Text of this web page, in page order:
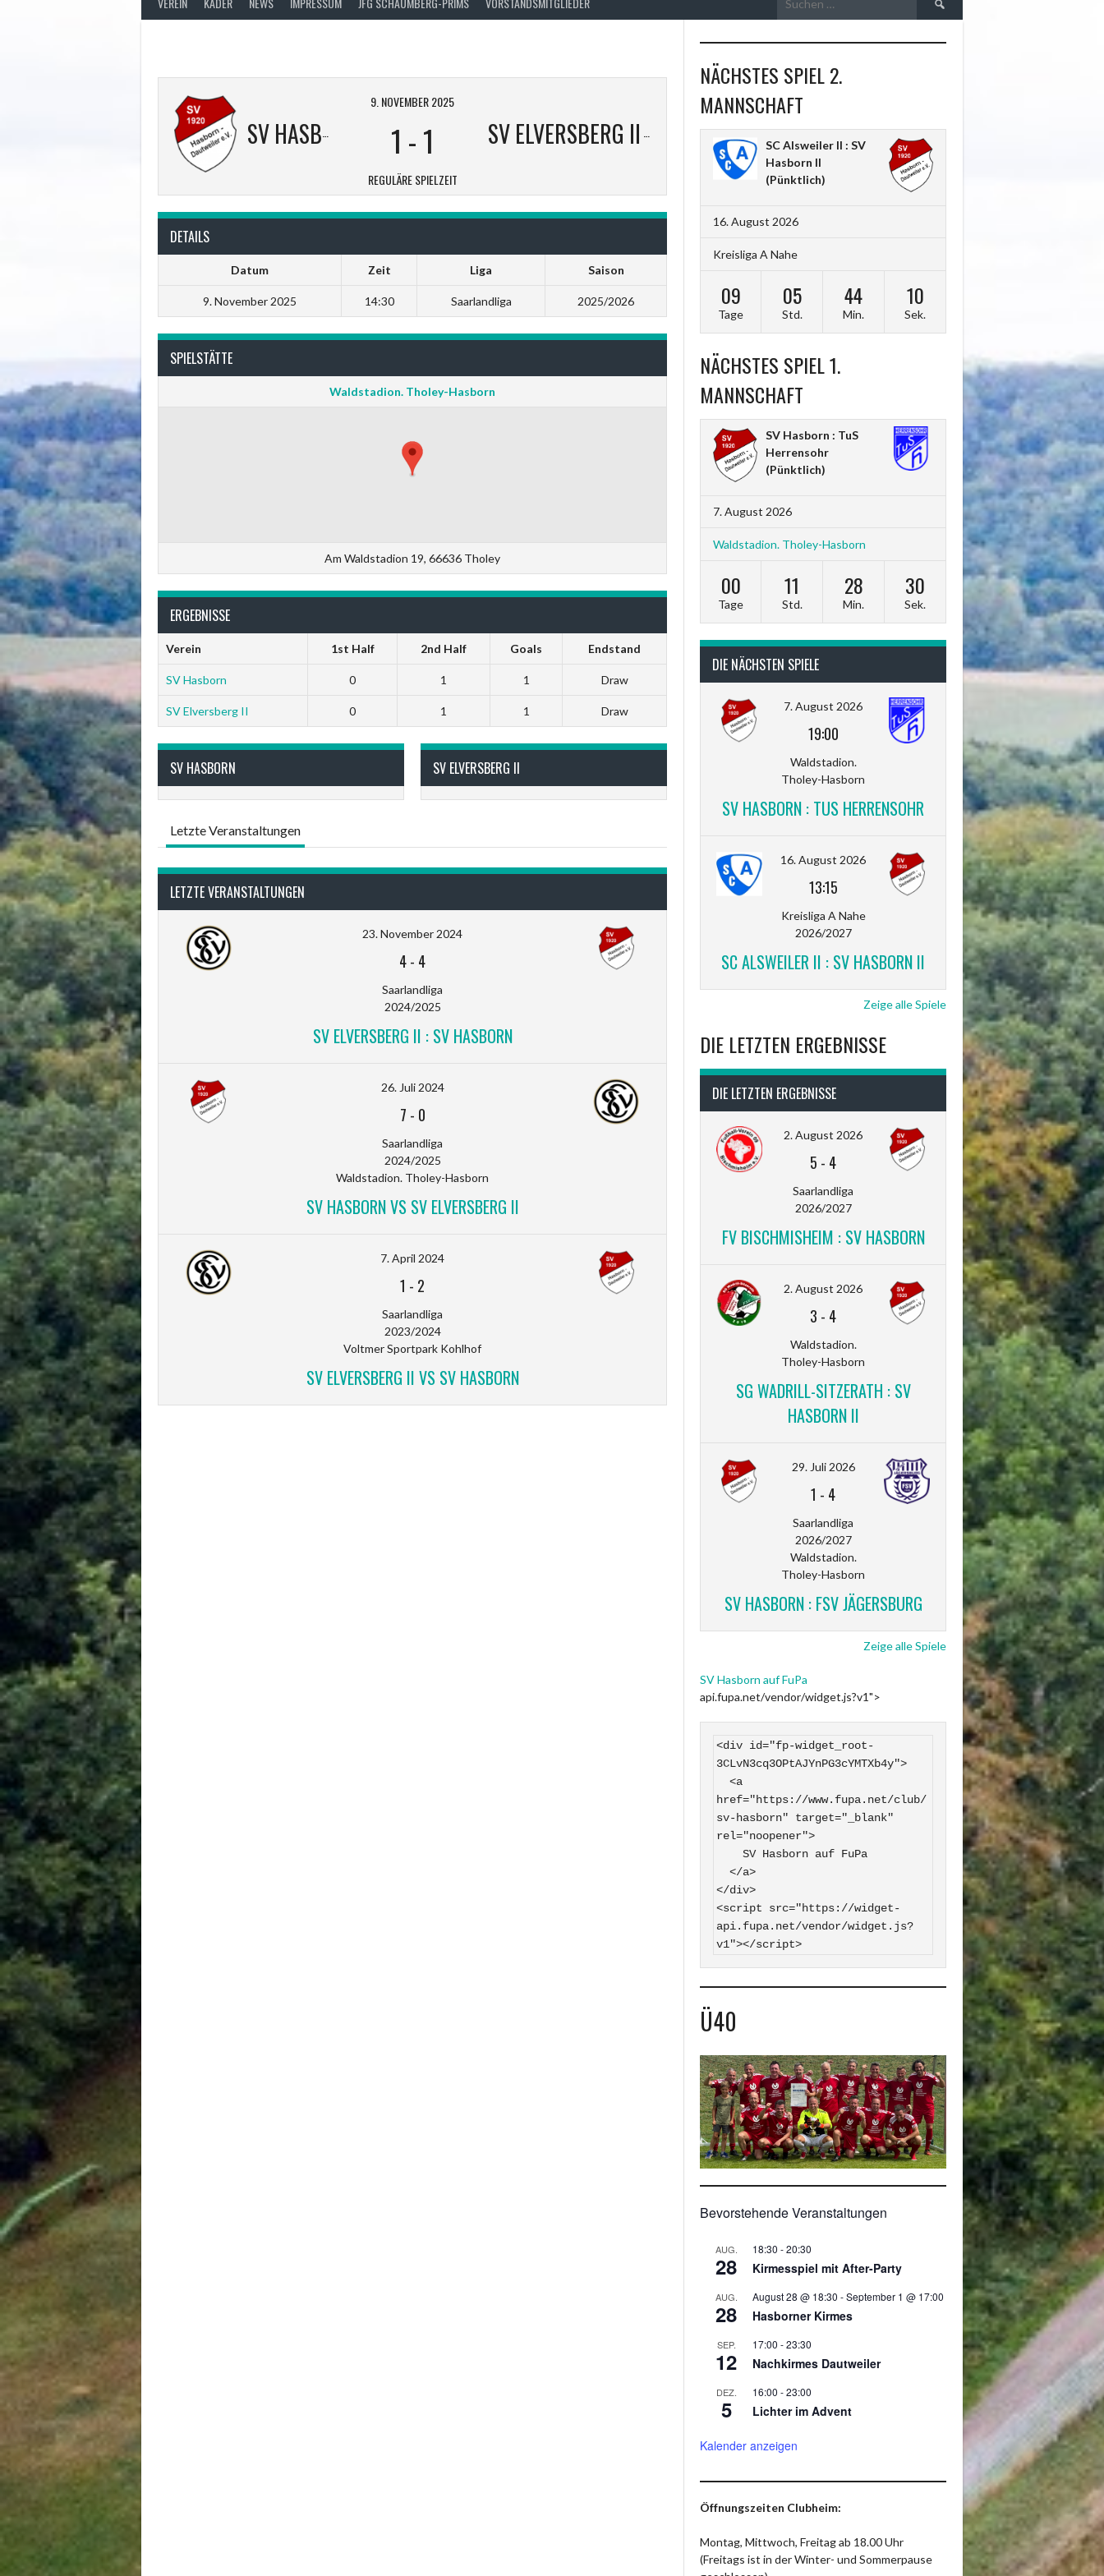
SV HASBORN SV ELVERSBERG II
9. NOVEMBER 2025
1 -1
REGULÄRE SPIELZEIT
DETAILS
Datum Zeit Liga Saison
9. November 2025 14:30 Saarlandliga 2025/2026
SPIELSTÄTTE
Waldstadion. Tholey-Hasborn
Am Waldstadion 19, 66636 Tholey
ERGEBNISSE
Verein 1st Half 2nd Half Goals Endstand
SV Hasborn 0 1 1 Draw
SV Elversberg II 0 1 1 Draw
SV HASBORN SV ELVERSBERG II
Letzte Veranstaltungen
LETZTE VERANSTALTUNGEN
23. November 2024
4- 4
Saarlandliga
2024/2025
SV ELVERSBERG II : SV HASBORN
26. Juli 2024
7 - 0
Saarlandliga
2024/2025
Waldstadion. Tholey-Hasborn
SV HASBORN VS SV ELVERSBERG II
7. April 2024
1 - 2
Saarlandliga
2023/2024
Voltmer Sportpark Kohlhof
SV ELVERSBERG II VS SV HASBORN
NÄCHSTES SPIEL 2.
MANNSCHAFT
SC Alsweiler II : SV
Hasborn II
(Pünktlich)
16. August 2026
Kreisliga A Nahe
09
Tage
05
Std.
44
Min.
08
Sek.
NÄCHSTES SPIEL 1.
MANNSCHAFT
SV Hasborn : TuS
Herrensohr
(Pünktlich)
7. August 2026
Waldstadion. Tholey-Hasborn
00
Tage
11
Std.
28
Min.
28
Sek.
DIE NÄCHSTEN SPIELE
7. August 2026
19:00
Waldstadion.
Tholey-Hasborn
SV HASBORN : TUS HERRENSOHR
16. August 2026
13:15
Kreisliga A Nahe
2026/2027
SC ALSWEILER II : SV HASBORN II
Zeige alle Spiele
DIE LETZTEN ERGEBNISSE
DIE LETZTEN ERGEBNISSE
2. August 2026
5 - 4
Saarlandliga
2026/2027
FV BISCHMISHEIM : SV HASBORN
2. August 2026
3 - 4
Waldstadion.
Tholey-Hasborn
SG WADRILL-SITZERATH : SV
HASBORN II
29. Juli 2026
1 - 4
Saarlandliga
2026/2027
Waldstadion.
Tholey-Hasborn
SV HASBORN : FSV JÄGERSBURG
Zeige alle Spiele
SV Hasborn auf FuPa
api.fupa.net/vendor/widget.js?v1">
<div id="fp-widget_root-
3CLvN3cq3OPtAJYnPG3cYMTXb4y">
href="https://www.fupa.net/club/
sv-hasborn" target="_blank"
rel="noopener">
</div>
<script src="https://widget-
api.fupa.net/vendor/widget.js?
v1"></script>
Ü40
Bevorstehende Veranstaltungen
AUG.
28
18:30 -20:30
Kirmesspiel mit After-Party
AUG.
28
August 28 @ 18:30 -September 1 @ 17:00
Hasborner Kirmes
SEP.
12
17:00 -23:30
Nachkirmes Dautweiler
DEZ.
5
16:00 -23:00
Lichter im Advent
Kalender anzeigen
Öffnungszeiten Clubheim:
Montag, Mittwoch, Freitag ab 18.00 Uhr
(Freitags ist in der Winter- und Sommerpause